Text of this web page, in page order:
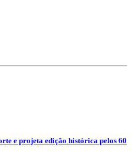
e projeta edição histórica pelos 60